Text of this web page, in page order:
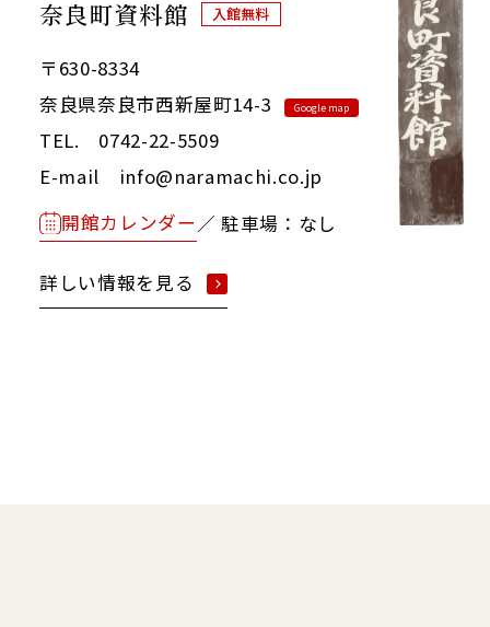
奈良町資料館 入館無料
〒630-8334
奈良県奈良市西新屋町14-3
Google map
TEL. 0742-22-5509
E-mail info@naramachi.co.jp
開館カレンダー／ 駐車場：なし
詳しい情報を見る